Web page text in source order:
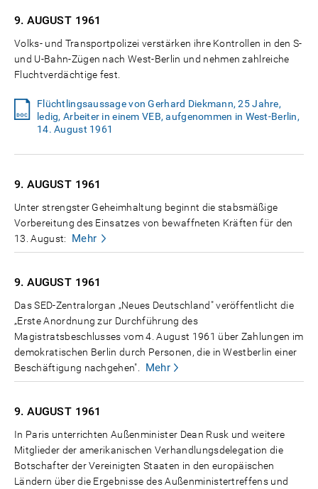
9. AUGUST 1961
Volks- und Transportpolizei verstärken ihre Kontrollen in den S-
und U-Bahn-Zügen nach West-Berlin und nehmen zahlreiche
Fluchtverdächtige fest.
Flüchtlingsaussage von Gerhard Diekmann, 25 Jahre,
ledig, Arbeiter in einem VEB, aufgenommen in West-Berlin,
14. August 1961
9. AUGUST 1961
Unter strengster Geheimhaltung beginnt die stabsmäßige
Vorbereitung des Einsatzes von bewaffneten Kräften für den
13. August:
Mehr
9. AUGUST 1961
Das SED-Zentralorgan „Neues Deutschland" veröffentlicht die
„Erste Anordnung zur Durchführung des
Magistratsbeschlusses vom 4. August 1961 über Zahlungen im
demokratischen Berlin durch Personen, die in Westberlin einer
Beschäftigung nachgehen".
Mehr
9. AUGUST 1961
In Paris unterrichten Außenminister Dean Rusk und weitere
Mitglieder der amerikanischen Verhandlungsdelegation die
Botschafter der Vereinigten Staaten in den europäischen
Ländern über die Ergebnisse des Außenministertreffens und